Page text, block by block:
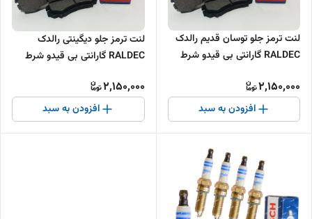
لنت ترمز جلو توسان قدیم رالدک
RALDEC گارانتی بی قیدو شرط
2,150,000
افزودن به سبد
لنت ترمز جلو دیگینتی رالدک
RALDEC گارانتی بی قیدو شرط
2,150,000
افزودن به سبد